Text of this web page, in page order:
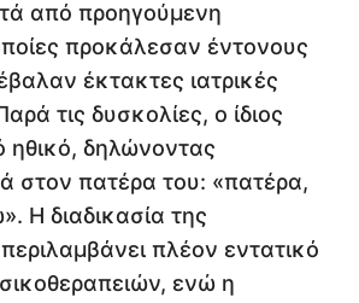
από προηγούμενη
προκάλεσαν έντονους
έκτακτες ιατρικές
τις δυσκολίες, ο ίδιος
ηθικό, δηλώνοντας
στον πατέρα του: «πατέρα,
Η διαδικασία της
πλέον εντατικό
ενώ η